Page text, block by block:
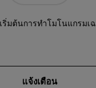
ริ่มต้นการทำโมโนแกรม
แจ้งเตือน